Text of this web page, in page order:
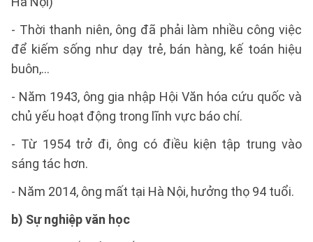
- Thời thanh niên, ông đã phải làm nhiều công việc
để kiếm sống như dạy trẻ, bán hàng, kế toán hiệu
buôn,...
- Năm 1943, ông gia nhập Hội Văn hóa cứu quốc và
chủ yếu hoạt động trong lĩnh vực báo chí.
- Từ 1954 trở đi, ông có điều kiện tập trung vào
sáng tác hơn.
- Năm 2014, ông mất tại Hà Nội, hưởng thọ 94 tuổi.
b) Sự nghiệp văn học